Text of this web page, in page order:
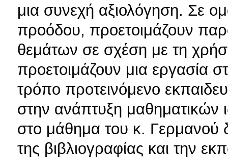
μια συνεχή αξιολόγηση. Σε
προόδου, προετοιμάζουν
θεμάτων σε σχέση με τη
προετοιμάζουν μια εργασία
τρόπο προτεινόμενο
στην ανάπτυξη μαθηματικών
στο μάθημα του κ. Γερμανού
της βιβλιογραφίας και την